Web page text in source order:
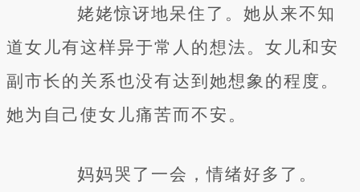
姥姥惊讶地呆住了。她从来不知
道女儿有这样异于常人的想法。女儿和安
副市长的关系也没有达到她想象的程度。
她为自己使女儿痛苦而不安。
妈妈哭了一会，情绪好多了。